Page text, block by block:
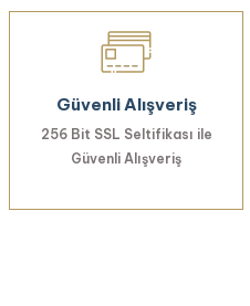
Güvenli Alışveriş
256 Bit SSL Seltifikası ile
Güvenli Alışveriş